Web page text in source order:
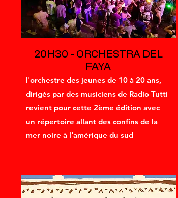
20H30 - ORCHESTRA DEL
FAYA
l'orchestre des jeunes de 10 à 20 ans,
dirigés par des musiciens de Radio Tutti
revient pour cette 2ème édition avec
un répertoire allant des confins de la
mer noire à l'amérique du sud